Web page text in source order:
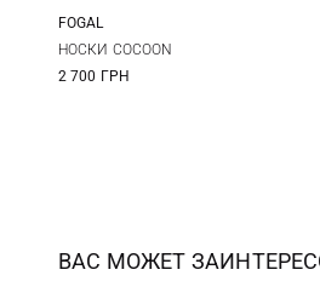
S/M
FOGAL
НОСКИ COCOON
2 700 ГРН
ВАС МОЖЕТ